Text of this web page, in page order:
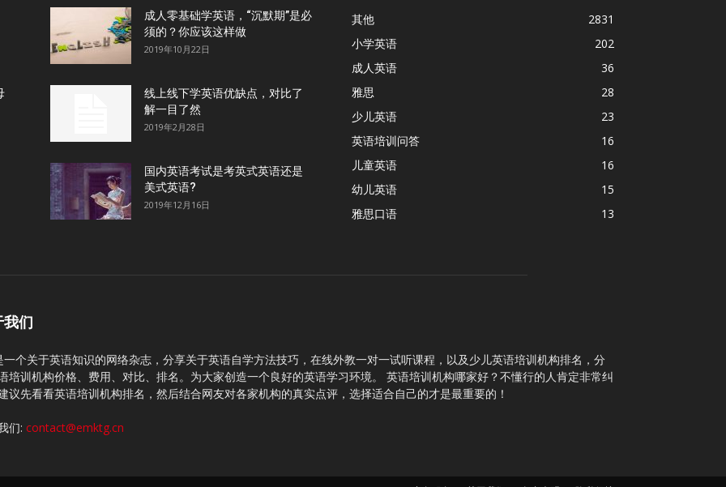
成人零基础学英语，“沉默期”是必
须的？你应该这样做
2019年10月22日
线上线下学英语优缺点，对比了
解一目了然
2019年2月28日
国内英语考试是考英式英语还是
美式英语?
2019年12月16日
其他
2831
小学英语
202
成人英语
36
雅思
28
少儿英语
23
英语培训问答
16
儿童英语
16
幼儿英语
15
雅思口语
13
我们
一个关于英语知识的网络杂志，分享关于英语自学方法技巧，在线外教一对一试听课程，以及少儿英语培训机构排名，分
培训机构价格、费用、对比、排名。为大家创造一个良好的英语学习环境。 英语培训机构哪家好？不懂行的人肯定非常纠
议先看看英语培训机构排名，然后结合网友对各家机构的真实点评，选择适合自己的才是最重要的！
们: contact@emktg.cn